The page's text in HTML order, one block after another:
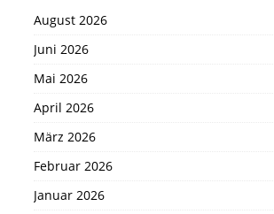
August 2026
Juni 2026
Mai 2026
April 2026
März 2026
Februar 2026
Januar 2026